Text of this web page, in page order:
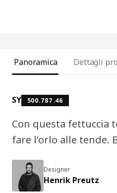
Panoramica Dettagli
SY 500.787.46
Con questa fettuccia
fare l’orlo alle tende.
Designer
Henrik Preutz